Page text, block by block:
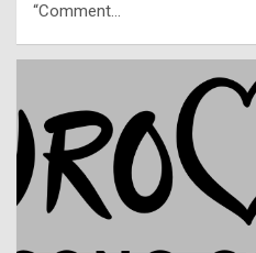
“Comment…